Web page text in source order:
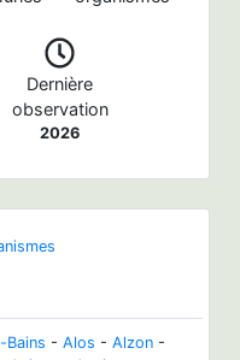
Dernière
observation
2026
Bains - Alos - Alzon -